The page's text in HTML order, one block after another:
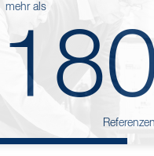
mehr als
Referenzen